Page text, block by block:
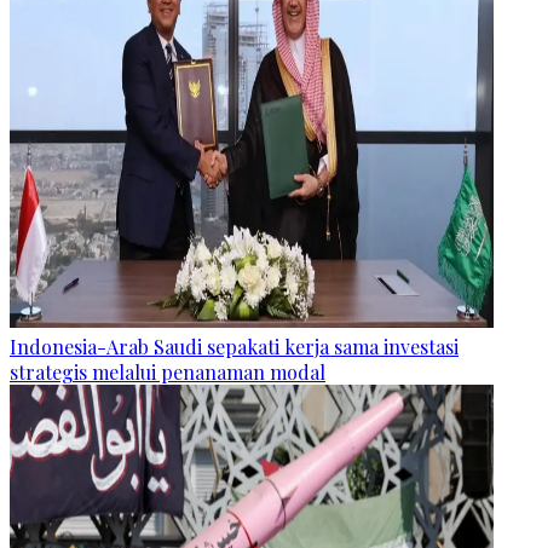
Indonesia-Arab Saudi sepakati kerja sama investasi
strategis melalui penanaman modal